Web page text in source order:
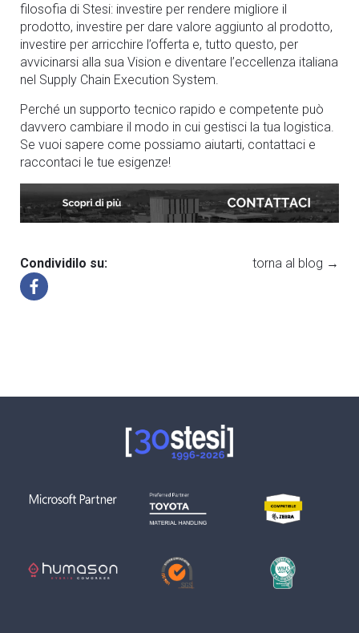
filosofia di Stesi: investire per rendere migliore il
prodotto, investire per dare valore aggiunto al prodotto,
investire per arricchire l’offerta e, tutto questo, per
avvicinarsi alla sua Vision e diventare l’eccellenza italiana
nel Supply Chain Execution System.
Perché un supporto tecnico rapido e competente può
davvero cambiare il modo in cui gestisci la tua logistica.
Se vuoi sapere come possiamo aiutarti, contattaci e
raccontaci le tue esigenze!
Condividilo su: torna al blog →